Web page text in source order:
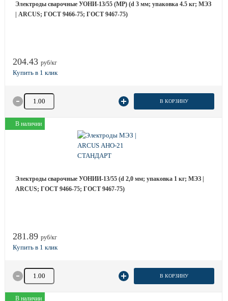
Электроды сварочные УОНИ-13/55 (МР) (d 3 мм; упаковка 4.5 кг; МЭЗ
| ARCUS; ГОСТ 9466-75; ГОСТ 9467-75)
204.43 руб/кг
Количество товара В КОРЗИНУ
В наличии
Электроды сварочные УОНИИ-13/55 (d 2,0 мм; упаковка 1 кг; МЭЗ |
ARCUS; ГОСТ 9466-75; ГОСТ 9467-75)
281.89 руб/кг
Количество товара В КОРЗИНУ
В наличии